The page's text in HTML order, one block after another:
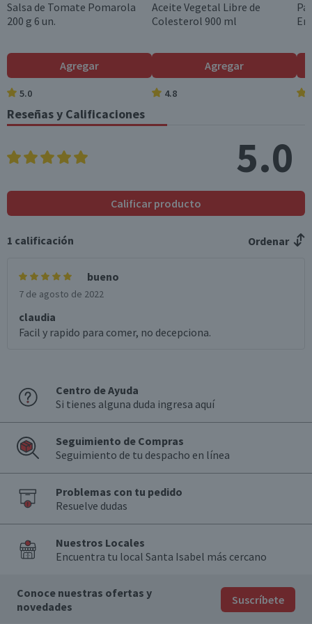
Salsa de Tomate Pomarola
200 g 6 un.
Agregar
5.0
Aceite Vegetal Libre de
Colesterol 900 ml
Agregar
4.8
Reseñas y Calificaciones
5.0
Calificar producto
1 calificación Ordenar
bueno
7 de agosto de 2022
claudia
Facil y rapido para comer, no decepciona.
Centro de Ayuda
Si tienes alguna duda ingresa aquí
Seguimiento de Compras
Seguimiento de tu despacho en línea
Problemas con tu pedido
Resuelve dudas
Nuestros Locales
Encuentra tu local Santa Isabel más cercano
Conoce nuestras ofertas y
novedades
Suscríbete